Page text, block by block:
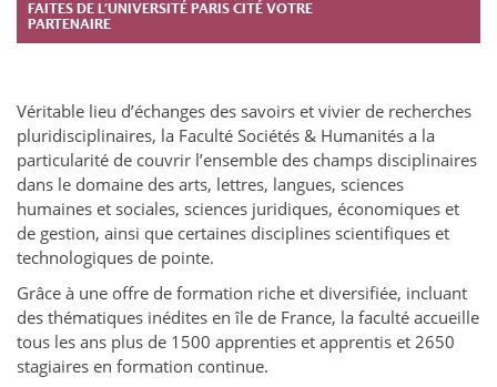
FAITES DE L’UNIVERSITÉ PARIS CITÉ VOTRE
PARTENAIRE
Véritable lieu d’échanges des savoirs et vivier de recherches
pluridisciplinaires, la Faculté Sociétés & Humanités a la
particularité de couvrir l’ensemble des champs disciplinaires
dans le domaine des arts, lettres, langues, sciences
humaines et sociales, sciences juridiques, économiques et
de gestion, ainsi que certaines disciplines scientifiques et
technologiques de pointe.
Grâce à une offre de formation riche et diversifiée, incluant
des thématiques inédites en île de France, la faculté accueille
tous les ans plus de 1500 apprenties et apprentis et 2650
stagiaires en formation continue.